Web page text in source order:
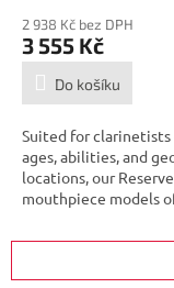
2 938 Kč bez DPH
3 555 Kč
Do košíku
Suited for clarinetists
ages, abilities, and
locations, our Reserve
mouthpiece models